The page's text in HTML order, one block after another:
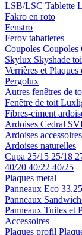
LSB/LSC Tablette
Fakro en roto
Fenstro
Ferov tabatieres
Coupoles Coupoles
Skylux Skyshade
Verrières et Plaques
Pergolux
Autres fenêtres de
Fenêtre de toit
Fibres-ciment
Ardoises Cedral
Ardoises accessoires
Ardoises naturelles
Cupa 25/15 25/18
40/20 40/22 40/25
Plaques metal
Panneaux Eco
Panneaux
Panneaux Tuiles et
Accessoires
Plaques profil